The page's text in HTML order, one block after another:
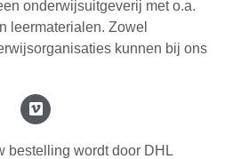
onderwijsuitgeverij met o.a.
leermaterialen. Zowel
kunnen bij ons
bestelling wordt door DHL